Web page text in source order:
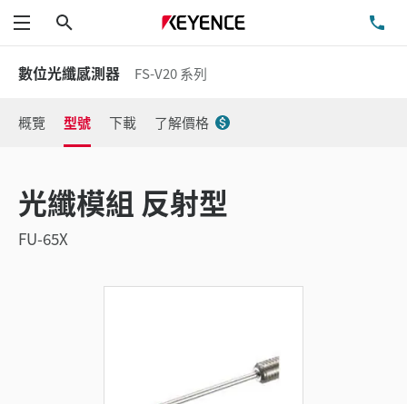
功能表
數位光纖感測器 FS-V20 系列
概覽 型號 下載 了解價格
光纖模組 反射型
FU-65X